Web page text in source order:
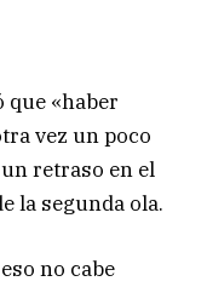
que «haber
vez un poco
retraso en el
la segunda ola.
no cabe